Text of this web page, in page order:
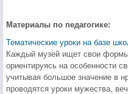
Материалы по педагогике:
Тематические уроки на базе
Каждый музей ищет свои
ориентируясь на особенности
учитывая большое значение в
проводятся уроки мужества,